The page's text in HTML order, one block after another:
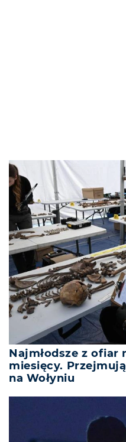
Najmłodsze z ofiar
miesięcy.
na Wołyniu